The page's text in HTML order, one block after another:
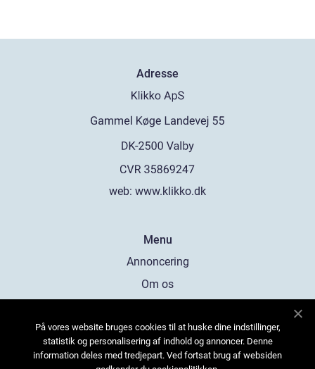
Adresse
web: www.klikko.dk
Menu
Annoncering
Om os
Kontakt os
Sitemap
På vores website bruges cookies til at huske dine indstillinger,
statistik og personalisering af indhold og annoncer. Denne
information deles med tredjepart. Ved fortsat brug af websiden